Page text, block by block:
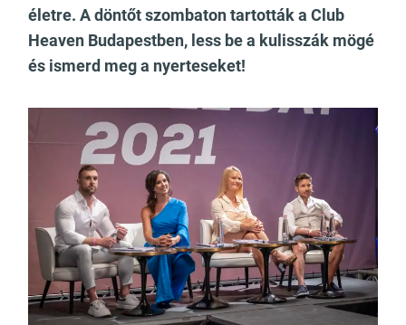
életre. A döntőt szombaton tartották a Club
Heaven Budapestben, less be a kulisszák mögé
és ismerd meg a nyerteseket!